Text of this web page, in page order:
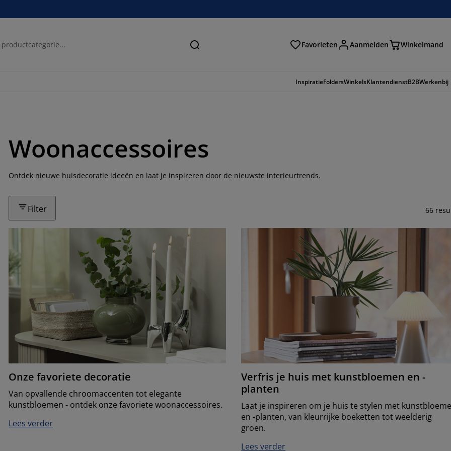
Zoeken Favorieten Aanmelden Winkelmand
InspiratieFoldersWinkelsKlantendienstB2BWerkenbij
Woonaccessoires
Ontdek nieuwe huisdecoratie ideeën en laat je inspireren door de nieuwste interieurtrends.
Filter 66
Onze favoriete decoratie
Van opvallende chroomaccenten tot elegante
kunstbloemen - ontdek onze favoriete woonaccessoires.
Lees verder
Verfris je huis met kunstbloemen en -
planten
Laat je inspireren om je huis te stylen met
en -planten, van kleurrijke boeketten tot weelderig
groen.
Lees verder